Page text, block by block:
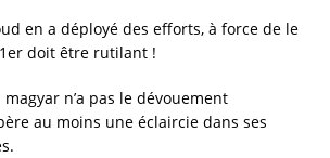
en a déployé des efforts, à force de le
doit être rutilant !
n’a pas le dévouement
au moins une éclaircie dans ses